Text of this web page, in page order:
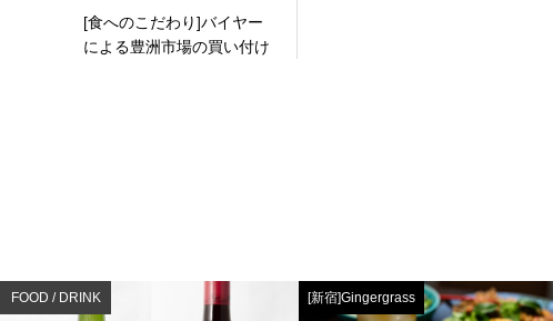
[食へのこだわり]バイヤー
による豊洲市場の買い付け
FOOD / DRINK [新宿]Gingergrass